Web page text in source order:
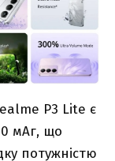
P3 Lite є
мАг, що
потужністю